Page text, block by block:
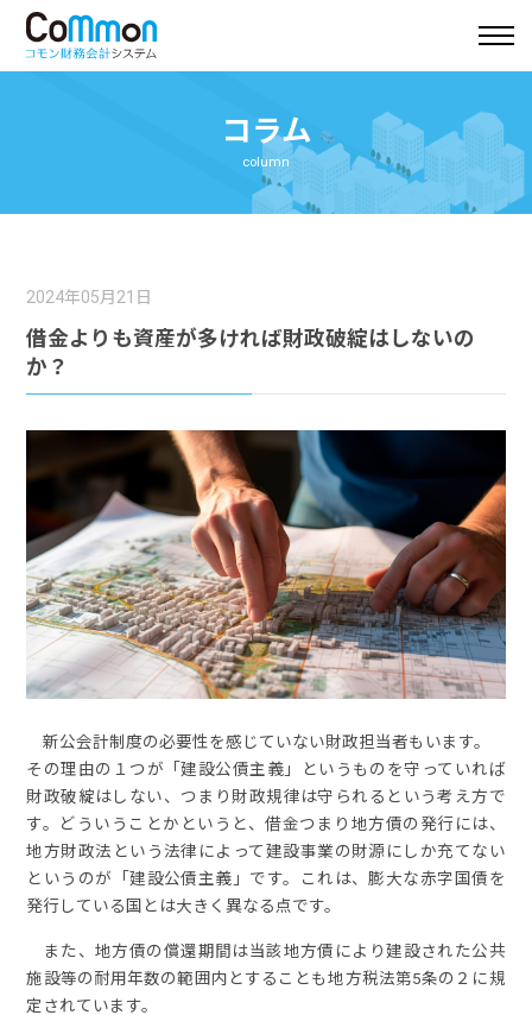
コラム
column
2024年05月21日
借金よりも資産が多ければ財政破綻はしないの
か？
新公会計制度の必要性を感じていない財政担当者もいます。
その理由の１つが「建設公債主義」というものを守っていれば
財政破綻はしない、つまり財政規律は守られるという考え方で
す。どういうことかというと、借金つまり地方債の発行には、
地方財政法という法律によって建設事業の財源にしか充てない
というのが「建設公債主義」です。これは、膨大な赤字国債を
発行している国とは大きく異なる点です。
また、地方債の償還期間は当該地方債により建設された公共
施設等の耐用年数の範囲内とすることも地方税法第5条の２に規
定されています。